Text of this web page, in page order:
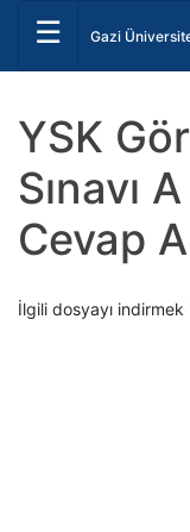
☰ Gazi
YSK
Sınavı
Cevap
İlgili dosyayı indirmek